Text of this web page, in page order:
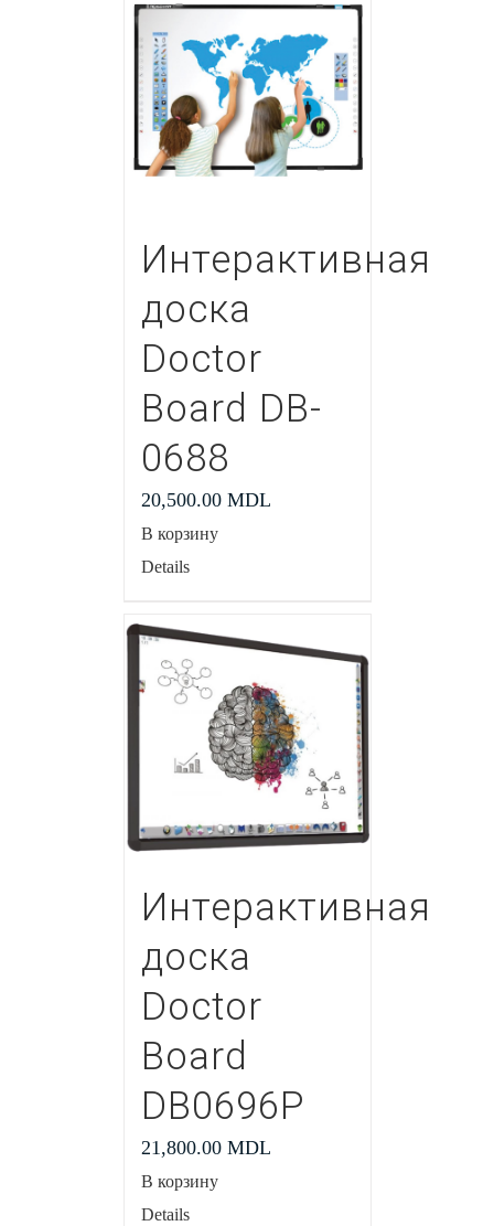
Интерактивная
доска
Doctor
Board DB-
0688
20,500.00 MDL
В корзину
Details
Интерактивная
доска
Doctor
Board
DB0696P
21,800.00 MDL
В корзину
Details